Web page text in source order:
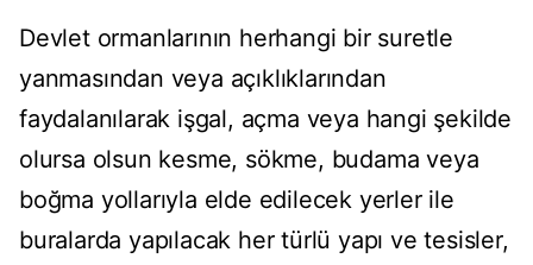
Devlet ormanlarının herhangi bir suretle
yanmasından veya açıklıklarından
faydalanılarak işgal, açma veya hangi şekilde
olursa olsun kesme, sökme, budama veya
boğma yollarıyla elde edilecek yerler ile
buralarda yapılacak her türlü yapı ve tesisler,